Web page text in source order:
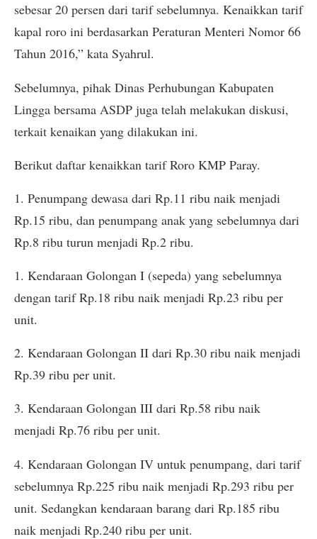
sebesar 20 persen dari tarif sebelumnya. Kenaikkan tarif
kapal roro ini berdasarkan Peraturan Menteri Nomor 66
Tahun 2016,” kata Syahrul.
Sebelumnya, pihak Dinas Perhubungan Kabupaten
Lingga bersama ASDP juga telah melakukan diskusi,
terkait kenaikan yang dilakukan ini.
Berikut daftar kenaikkan tarif Roro KMP Paray.
1. Penumpang dewasa dari Rp.11 ribu naik menjadi
Rp.15 ribu, dan penumpang anak yang sebelumnya dari
Rp.8 ribu turun menjadi Rp.2 ribu.
1. Kendaraan Golongan I (sepeda) yang sebelumnya
dengan tarif Rp.18 ribu naik menjadi Rp.23 ribu per
unit.
2. Kendaraan Golongan II dari Rp.30 ribu naik menjadi
Rp.39 ribu per unit.
3. Kendaraan Golongan III dari Rp.58 ribu naik
menjadi Rp.76 ribu per unit.
4. Kendaraan Golongan IV untuk penumpang, dari tarif
sebelumnya Rp.225 ribu naik menjadi Rp.293 ribu per
unit. Sedangkan kendaraan barang dari Rp.185 ribu
naik menjadi Rp.240 ribu per unit.